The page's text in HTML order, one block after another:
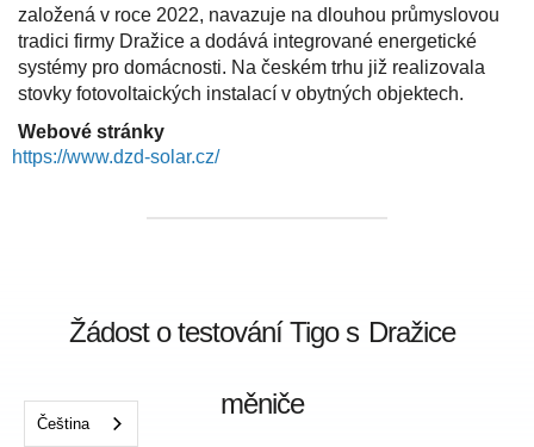
založená v roce 2022, navazuje na dlouhou průmyslovou
tradici firmy Dražice a dodává integrované energetické
systémy pro domácnosti. Na českém trhu již realizovala
stovky fotovoltaických instalací v obytných objektech. ‍
Webové stránky
https://www.dzd-solar.cz/
Žádost o testování Tigo s Dražice
měniče
Čeština